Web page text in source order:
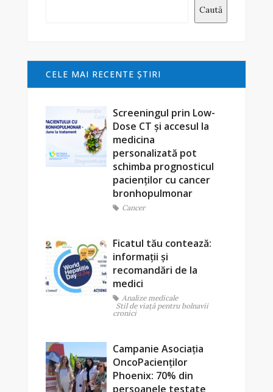
Caută
CELE MAI RECENTE ŞTIRI
Screeningul prin Low-
Dose CT și accesul la
medicina
personalizată pot
schimba prognosticul
pacienților cu cancer
bronhopulmonar
Cancer
Ficatul tău contează:
informații și
recomandări de la
medici
Analize medicale
Stil de viaţă pentru bolnavii
cronici
Campanie Asociația
OncoPacienților
Phoenix: 70% din
persoanele testate